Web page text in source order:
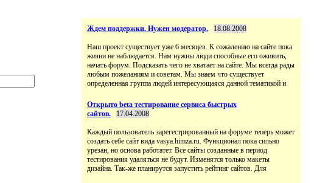
Ждем поддержки. Нужен модератор. 18.08.2008
Наш проект существует уже 6 месяцев. К сожалению на сайте пока
жизни не наблюдается. Нам нужны люди способные его оживить,
начать форум. Подсказать чего не хватает на сайте. Мы всегда рады
любым пожеланиям и советам. Мы знаем что существует
определенная группа людей интересующаяся данной тематикой и
Открыто beta тестирование сервиса быстрых
сайтов.
17.04.2008
Каждый пользователь зарегестрированный на форуме теперь может
создать себе сайт вида vasya.himza.ru. Функционал пока сильно
урезан, но основа работатет. Все сайты созданные в период
тестирования удаляться не будут. Изменятся только макеты
дизайна. Так-же планирутся запустить рейтинг сайтов. Для